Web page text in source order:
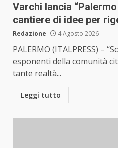
Varchi lancia
cantiere di idee per
Redazione 4 Agosto 2026
PALERMO (ITALPRESS) –
esponenti della comunità
tante realtà...
Leggi tutto